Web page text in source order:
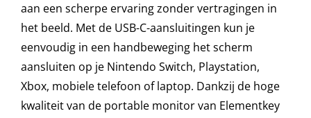
aan een scherpe ervaring zonder vertragingen in
het beeld. Met de USB-C-aansluitingen kun je
eenvoudig in een handbeweging het scherm
aansluiten op je Nintendo Switch, Playstation,
Xbox, mobiele telefoon of laptop. Dankzij de hoge
kwaliteit van de portable monitor van Elementkey